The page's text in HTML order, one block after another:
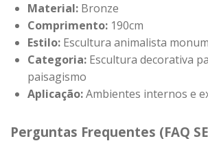
Material: Bronze
Comprimento: 190cm
Estilo: Escultura animalista
Categoria: Escultura decorativa
paisagismo
Aplicação:Ambientes internos e
Perguntas Frequentes (FAQ